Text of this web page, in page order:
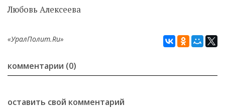
Любовь Алексеева
«УралПолит.Ru»
комментарии (0)
оставить свой комментарий